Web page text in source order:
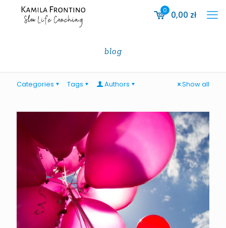
0 0,00 zł
blog
Categories Tags Authors Show all